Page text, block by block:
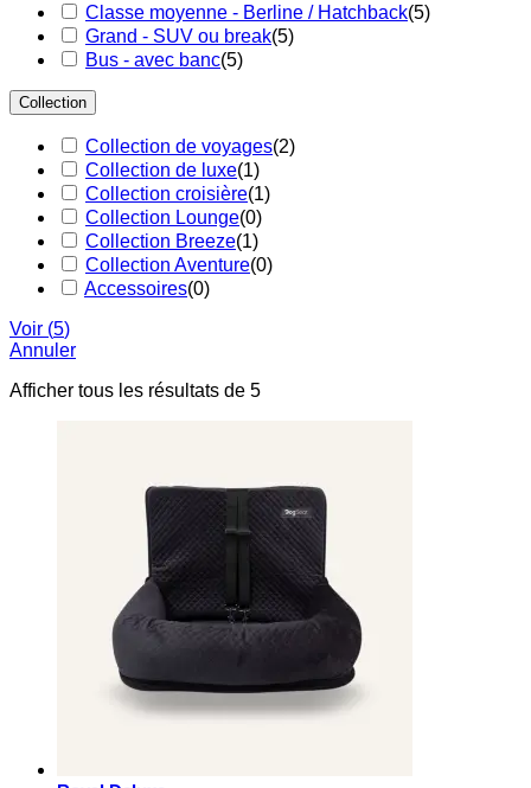
Classe moyenne - Berline / Hatchback(5)
Grand - SUV ou break(5)
Bus - avec banc(5)
Collection
Collection de voyages(2)
Collection de luxe(1)
Collection croisière(1)
Collection Lounge(0)
Collection Breeze(1)
Collection Aventure(0)
Accessoires(0)
Voir (5)
Annuler
Afficher tous les résultats de 5Classés